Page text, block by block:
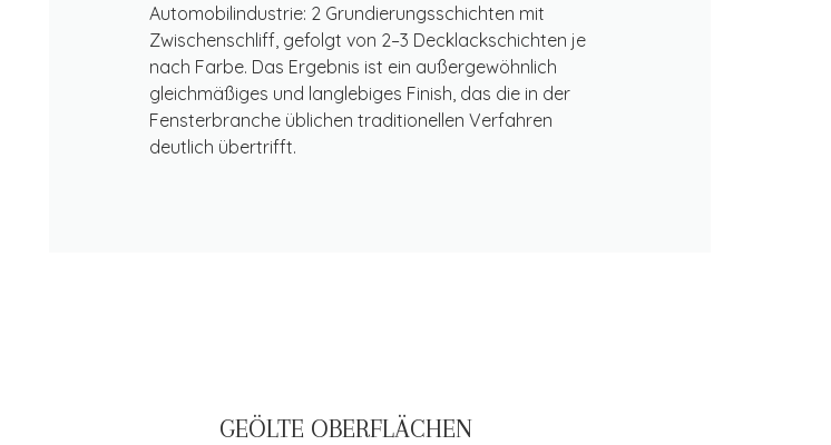
Automobilindustrie: 2 Grundierungsschichten mit
Zwischenschliff, gefolgt von 2–3 Decklackschichten je
nach Farbe. Das Ergebnis ist ein außergewöhnlich
gleichmäßiges und langlebiges Finish, das die in der
Fensterbranche üblichen traditionellen Verfahren
deutlich übertrifft.
GEÖLTE OBERFLÄCHEN